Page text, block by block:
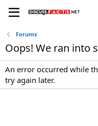
Forums
Oops! We ran into
An error occurred while
try again later.